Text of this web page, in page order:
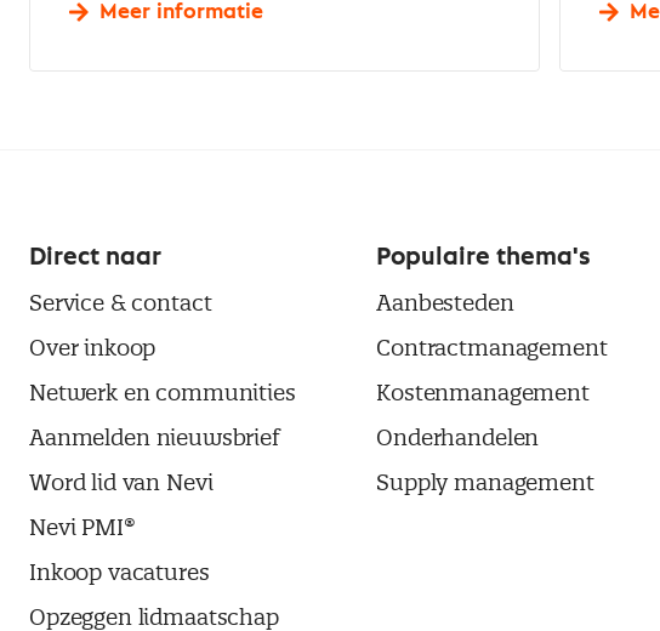
Meer informatie
Direct naar
Service & contact
Over inkoop
Netwerk en communities
Aanmelden nieuwsbrief
Word lid van Nevi
Nevi PMI®
Inkoop vacatures
Opzeggen lidmaatschap
Populaire thema's
Aanbesteden
Contractmanagement
Kostenmanagement
Onderhandelen
Supply management